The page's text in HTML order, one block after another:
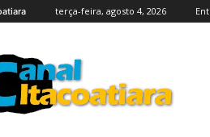
terça-feira, agosto 4, 2026